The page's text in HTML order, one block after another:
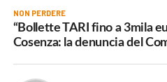
NON PERDERE
“Bollette TARI fino a 3mila
Cosenza: la denuncia del